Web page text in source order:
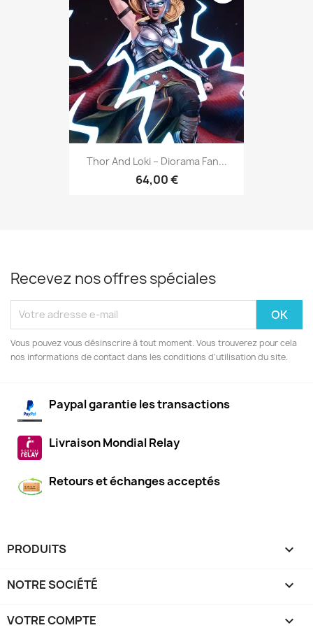
Thor And Loki – Diorama Fan...
64,00 €
Recevez nos offres spéciales
Vous pouvez vous désinscrire à tout moment. Vous trouverez pour cela
nos informations de contact dans les conditions d'utilisation du site.
Paypal garantie les transactions
Livraison Mondial Relay
Retours et échanges acceptés
PRODUITS 
NOTRE SOCIÉTÉ 
VOTRE COMPTE 